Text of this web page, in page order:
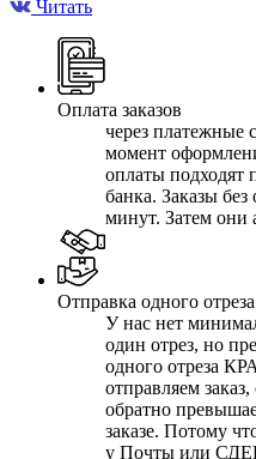
Читать
Оплата заказов
через платежные
момент
оплаты подходят
банка. Заказы без
минут. Затем они
Отправка одного
У нас нет
один отрез, но
одного отреза
отправляем
обратно
заказе. Потому
у Почты или